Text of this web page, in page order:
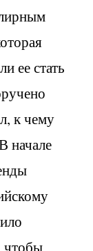
ее стать
к чему
начале
чтобы